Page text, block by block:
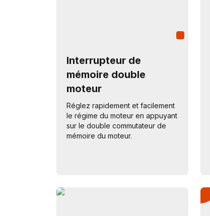
Interrupteur de
mémoire double
moteur
Réglez rapidement et facilement
le régime du moteur en appuyant
sur le double commutateur de
mémoire du moteur.